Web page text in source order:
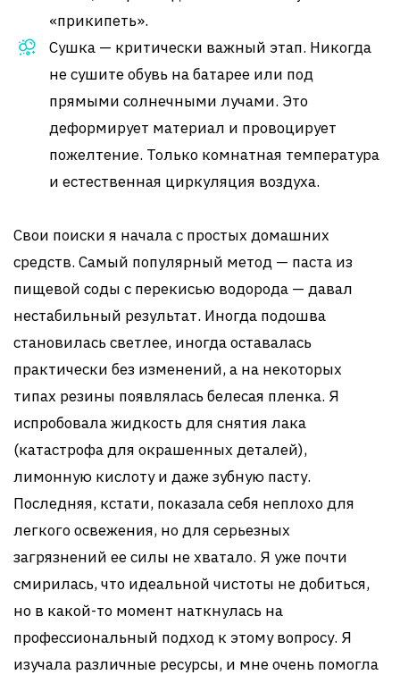
«прикипеть».
Сушка — критически важный этап. Никогда
не сушите обувь на батарее или под
прямыми солнечными лучами. Это
деформирует материал и провоцирует
пожелтение. Только комнатная температура
и естественная циркуляция воздуха.
Свои поиски я начала с простых домашних
средств. Самый популярный метод — паста из
пищевой соды с перекисью водорода — давал
нестабильный результат. Иногда подошва
становилась светлее, иногда оставалась
практически без изменений, а на некоторых
типах резины появлялась белесая пленка. Я
испробовала жидкость для снятия лака
(катастрофа для окрашенных деталей),
лимонную кислоту и даже зубную пасту.
Последняя, кстати, показала себя неплохо для
легкого освежения, но для серьезных
загрязнений ее силы не хватало. Я уже почти
смирилась, что идеальной чистоты не добиться,
но в какой-то момент наткнулась на
профессиональный подход к этому вопросу. Я
изучала различные ресурсы, и мне очень помогла